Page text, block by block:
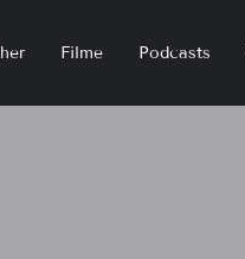
Filme Podcasts